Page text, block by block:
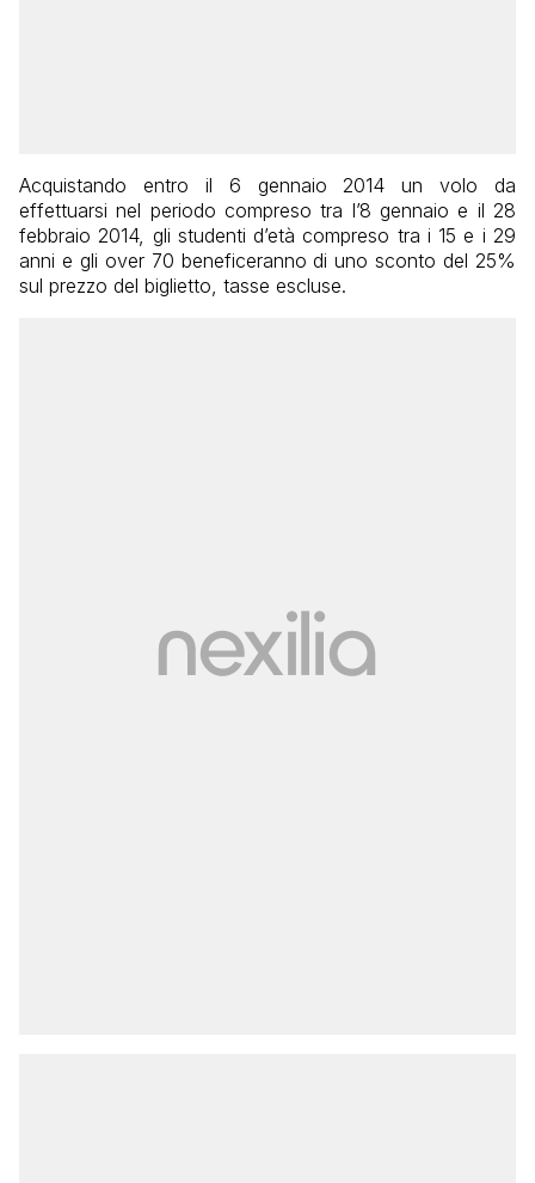
Acquistando entro il 6 gennaio 2014 un volo da
effettuarsi nel periodo compreso tra l’8 gennaio e il 28
febbraio 2014, gli studenti d’età compreso tra i 15 e i 29
anni e gli over 70 beneficeranno di uno sconto del 25%
sul prezzo del biglietto, tasse escluse.